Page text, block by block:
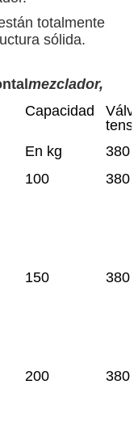
totalmente
sólida.
mezclador,
Capacidad
En kg
380
100 380
150 380
200 380